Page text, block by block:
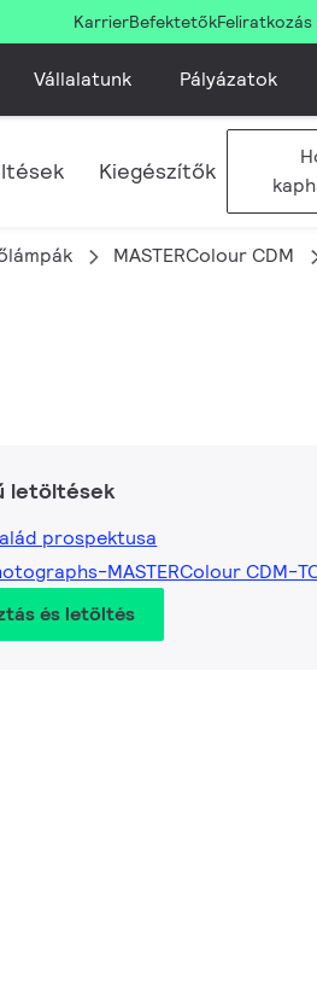
KarrierBefektetők
Vállalatunk Pályázatok
Kiegészítők
MASTERColour CDM
letöltések
prospektusa
MASTERColour CDM-
és letöltés